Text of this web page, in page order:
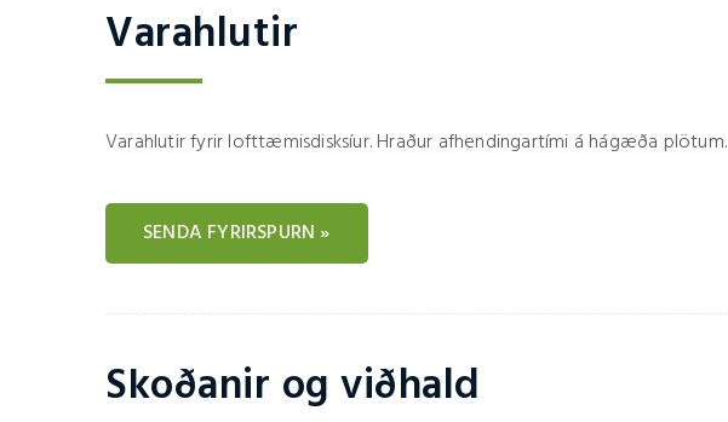
Varahlutir
Varahlutir fyrir lofttæmisdisksíur. Hraður afhendingartími á hágæða plötum.
SENDA FYRIRSPURN »
Skoðanir og viðhald